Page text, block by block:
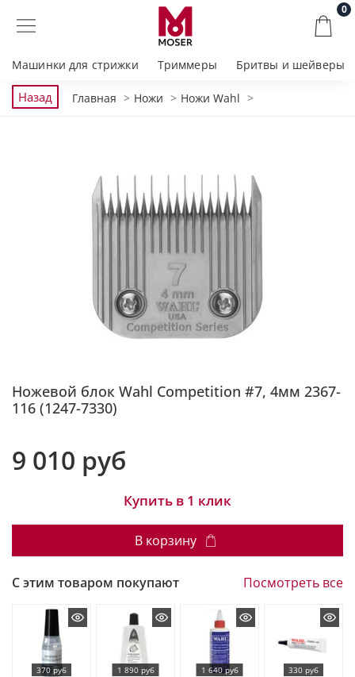
0
Машинки для стрижки Триммеры Бритвы и шейверы
Назад Главная Ножи Ножи Wahl
Ножевой блок Wahl Competition #7, 4мм 2367-
116 (1247-7330)
9 010 руб
Купить в 1 клик
В корзину
С этим товаром покупают Посмотреть все
370 руб 1 890 руб 1 640 руб 330 руб